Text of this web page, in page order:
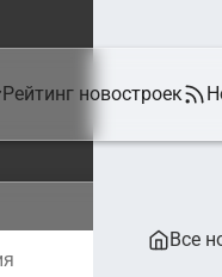
Рейтинг новостроек
Все